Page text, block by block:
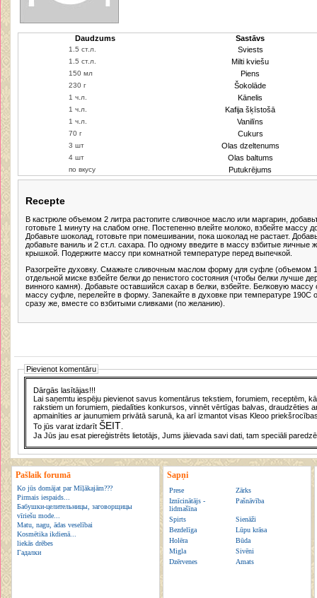
Daudzums
Sastāvs
Sviests
Milti kviešu
Piens
Šokolāde
Kānelis
Kafija šķīstošā
Vanilīns
Cukurs
Olas dzeltenums
Olas baltums
Putukrējums
Recepte
В кастрюле объемом 2 литра растопите сливочное масло или маргарин,
готовьте 1 минуту на слабом огне. Постепенно влейте молоко, взбейте массу
Добавьте шоколад, готовьте при помешивании, пока шоколад не растает.
добавьте ваниль и 2 ст.л. сахара. По одному введите в массу взбитые яичные
крышкой. Подержите массу при комнатной температуре перед выпечкой.
Разогрейте духовку. Смажьте сливочным маслом форму для суфле (объемом
отдельной миске взбейте белки до пенистого состояния (чтобы белки лучше
винного камня). Добавьте оставшийся сахар в белки, взбейте. Белковую
массу суфле, перелейте в форму. Запекайте в духовке при температуре 190С
сразу же, вместе со взбитыми сливками (по желанию).
Pievienot komentāru
Dārgās lasītājas!!!
Lai saņemtu iespēju pievienot savus komentārus tekstiem, forumiem, receptēm,
rakstiem un forumiem, piedalīties konkursos, vinnēt vērtīgas balvas, draudzēties
apmainīties ar jaunumiem privātā sarunā, ka arī izmantot visas Kleoo
To jūs varat izdarītŠEIT
Ja Jūs jau esat piereģistrēts lietotājs, Jums jāievada savi dati, tam speciāli
Pašlaik forumā
Ko jūs domājat par Mīļākajām???
Pirmais iespaids...
Бабушки-целительницы, заговорщицы
vīriešu mode...
Matu, nagu, ādas veselībai
Kosmētika ikdienā...
liekās drēbes
Гадалки
Sapņi
Prese
Zārks
Iznīcinātājs -
lidmašīna
Pašnāvība
Spirts
Sienāži
Bezdelīga
Lūpu krāsa
Holēra
Būda
Migla
Sivēni
Dzērvenes
Amats